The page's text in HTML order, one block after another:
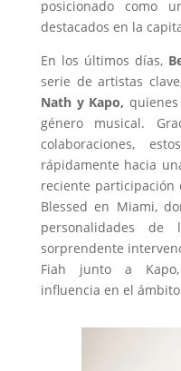
posicionado como
destacados en la
En los últimos días,
serie de artistas
Nath y Kapo,
género musical.
colaboraciones,
rápidamente hacia
reciente participación
Blessed en Miami,
personalidades
sorprendente
Fiah junto a
influencia en el